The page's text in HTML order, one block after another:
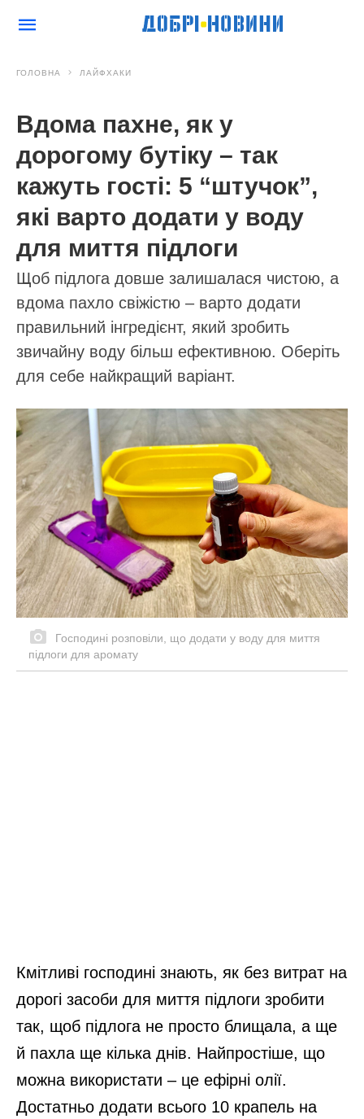
ГОЛОВНА ЛАЙФХАКИ
Вдома пахне, як у
дорогому бутіку – так
кажуть гості: 5 “штучок”,
які варто додати у воду
для миття підлоги
Щоб підлога довше залишалася чистою, а
вдома пахло свіжістю – варто додати
правильний інгредієнт, який зробить
звичайну воду більш ефективною. Оберіть
для себе найкращий варіант.
Господині розповіли, що додати у воду для миття
підлоги для аромату
Кмітливі господині знають, як без витрат на
дорогі засоби для миття підлоги зробити
так, щоб підлога не просто блищала, а ще
й пахла ще кілька днів. Найпростіше, що
можна використати – це ефірні олії.
Достатньо додати всього 10 крапель на